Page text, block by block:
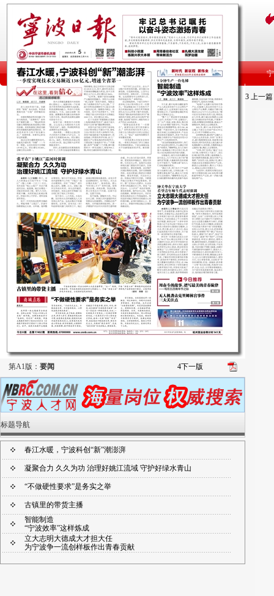
第A1版： 要闻 4下一版
标题导航
春江水暖，宁波科创“新”潮澎湃
凝聚合力 久久为功 治理好姚江流域 守护好绿水青山
“不做硬性要求”是务实之举
古镇里的带货主播
智能制造
“宁波效率”这样炼成
立大志明大德成大才担大任
为宁波争一流创样板作出青春贡献
3 上一篇